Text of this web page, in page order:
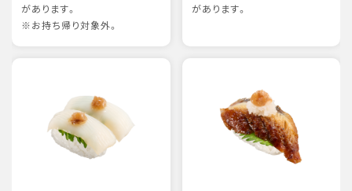
があります。
※お持ち帰り対象外。
があります。